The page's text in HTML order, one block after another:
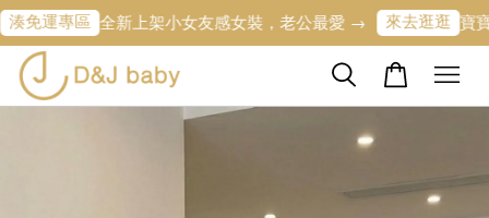
全新上架小女友感女裝，老公最愛 → 來去逛逛 寶寶的第一